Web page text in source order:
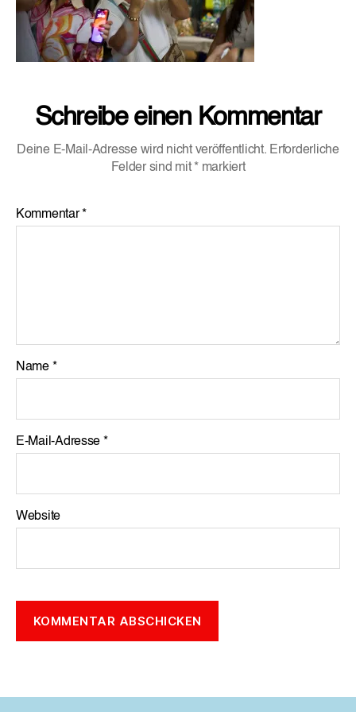
Schreibe einen Kommentar
Deine E-Mail-Adresse wird nicht veröffentlicht. Erforderliche
Felder sind mit * markiert
Kommentar*
Name *
E-Mail-Adresse *
Website